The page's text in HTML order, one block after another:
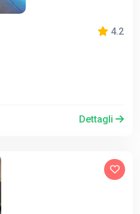
4.2
Dettagli